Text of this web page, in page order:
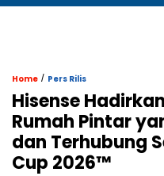
Home / Pers Rilis
Hisense
Rumah Pintar
dan Terhubung
Cup 2026™